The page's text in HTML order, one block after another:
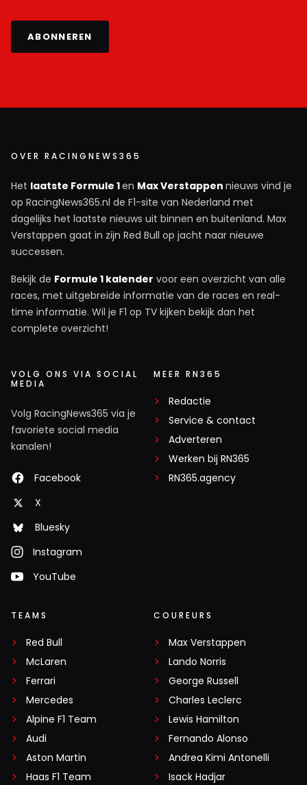
ABONNEREN
OVER RACINGNEWS365
Het laatste Formule 1en Max Verstappen nieuws vind je
op RacingNews365.nl de F1-site van Nederland met
dagelijks het laatste nieuws uit binnen en buitenland. Max
Verstappen gaat in zijn Red Bull op jacht naar nieuwe
successen.
Bekijk de Formule 1 kalender voor een overzicht van alle
races, met uitgebreide informatie van de races en real-
time informatie. Wil je F1 op TV kijken bekijk dan het
complete overzicht!
VOLG ONS VIA SOCIAL
MEDIA
Volg RacingNews365 via je
favoriete social media
kanalen!
Facebook
X
Bluesky
Instagram
YouTube
MEER RN365
Redactie
Service & contact
Adverteren
Werken bij RN365
RN365.agency
TEAMS
Red Bull
McLaren
Ferrari
Mercedes
Alpine F1 Team
Audi
Aston Martin
Haas F1 Team
COUREURS
Max Verstappen
Lando Norris
George Russell
Charles Leclerc
Lewis Hamilton
Fernando Alonso
Andrea Kimi Antonelli
Isack Hadjar